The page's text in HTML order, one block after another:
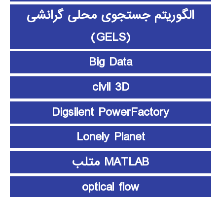
الگوریتم جستجوی محلی گرانشی
(GELS)
Big Data
civil 3D
Digsilent PowerFactory
Lonely Planet
MATLAB متلب
optical flow